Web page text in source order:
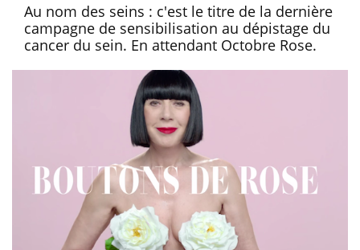
Au nom des seins : c'est le titre de la dernière
campagne de sensibilisation au dépistage du
cancer du sein. En attendant Octobre Rose.